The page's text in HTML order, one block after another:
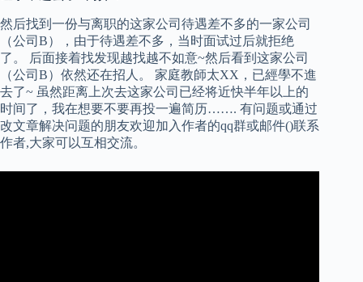
然后找到一份与离职的这家公司待遇差不多的一家公司
（公司B），由于待遇差不多，当时面试过后就拒绝
了。 后面接着找发现越找越不如意~然后看到这家公司
（公司B）依然还在招人。 家庭教師太XX，已經學不進
去了~ 虽然距离上次去这家公司已经将近快半年以上的
时间了，我在想要不要再投一遍简历……. 有问题或通过
改文章解决问题的朋友欢迎加入作者的qq群或邮件()联系
作者,大家可以互相交流。